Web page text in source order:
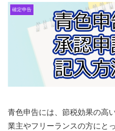
確定申告
青色申告には、節税効果の高
業主やフリーランスの方にと